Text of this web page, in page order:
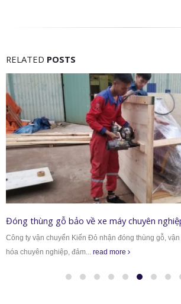
RELATED POSTS
Đóng thùng gỗ bảo về xe máy chuyên
Công ty vận chuyển Kiến Đỏ nhận đóng thùng gỗ,
hóa chuyên nghiệp, đảm... read more